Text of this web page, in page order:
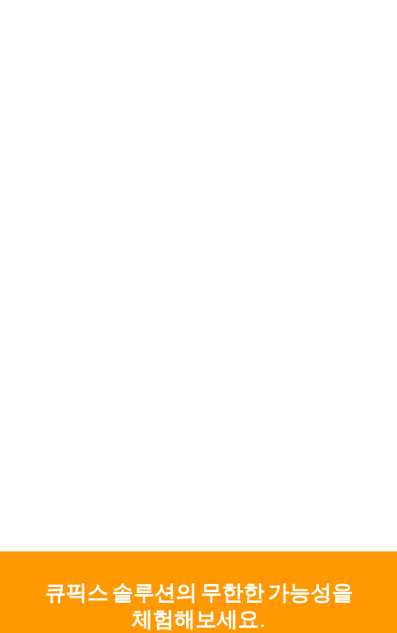
큐픽스 솔루션의 무한한 가능성을
체험해보세요.